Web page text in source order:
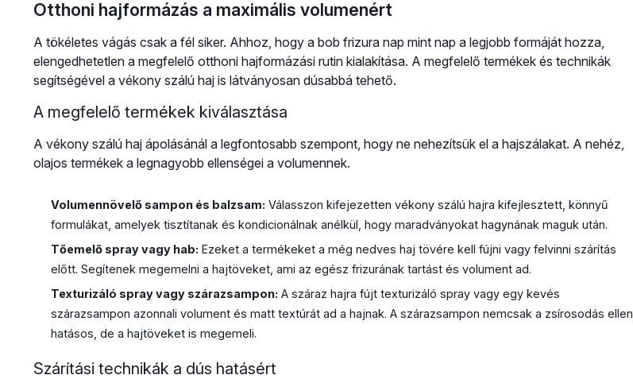
Otthoni hajformázás a maximális volumenért
A tökéletes vágás csak a fél siker. Ahhoz, hogy a bob frizura nap mint nap a legjobb formáját hozza,
elengedhetetlen a megfelelő otthoni hajformázási rutin kialakítása. A megfelelő termékek és technikák
segítségével a vékony szálú haj is látványosan dúsabbá tehető.
A megfelelő termékek kiválasztása
A vékony szálú haj ápolásánál a legfontosabb szempont, hogy ne nehezítsük el a hajszálakat. A nehéz,
olajos termékek a legnagyobb ellenségei a volumennek.
Volumennövelő sampon és balzsam: Válasszon kifejezetten vékony szálú hajra kifejlesztett, könnyű
formulákat, amelyek tisztítanak és kondicionálnak anélkül, hogy maradványokat hagynának maguk után.
Tőemelő spray vagy hab: Ezeket a termékeket a még nedves haj tövére kell fújni vagy felvinni szárítás
előtt. Segítenek megemelni a hajtöveket, ami az egész frizurának tartást és volument ad.
Texturizáló spray vagy szárazsampon: A száraz hajra fújt texturizáló spray vagy egy kevés
szárazsampon azonnali volument és matt textúrát ad a hajnak. A szárazsampon nemcsak a zsírosodás ellen
hatásos, de a hajtöveket is megemeli.
Szárítási technikák a dús hatásért